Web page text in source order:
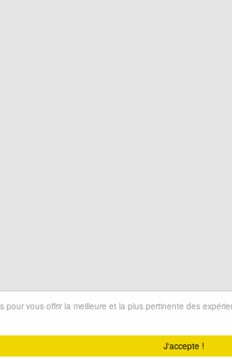
J'accepte !
pour vous offrir la meilleure et la plus pertinente des